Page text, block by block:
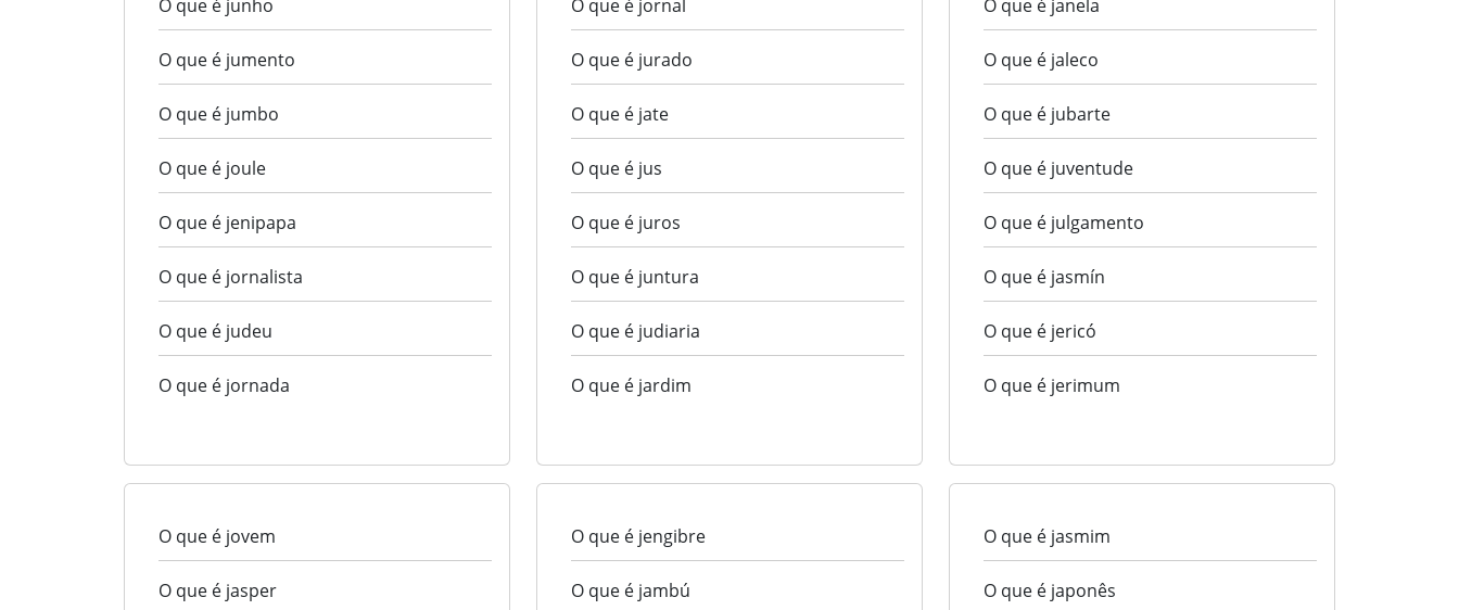
O que é junho
O que é jumento
O que é jumbo
O que é joule
O que é jenipapa
O que é jornalista
O que é judeu
O que é jornada
O que é jornal
O que é jurado
O que é jate
O que é jus
O que é juros
O que é juntura
O que é judiaria
O que é jardim
O que é janela
O que é jaleco
O que é jubarte
O que é juventude
O que é julgamento
O que é jasmín
O que é jericó
O que é jerimum
O que é jovem
O que é jasper
O que é jengibre
O que é jambú
O que é jasmim
O que é japonês